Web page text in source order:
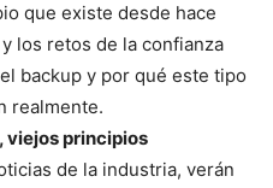
que existe desde hace
los retos de la confianza
backup y por qué este tipo
realmente.
viejos principios
de la industria, verán